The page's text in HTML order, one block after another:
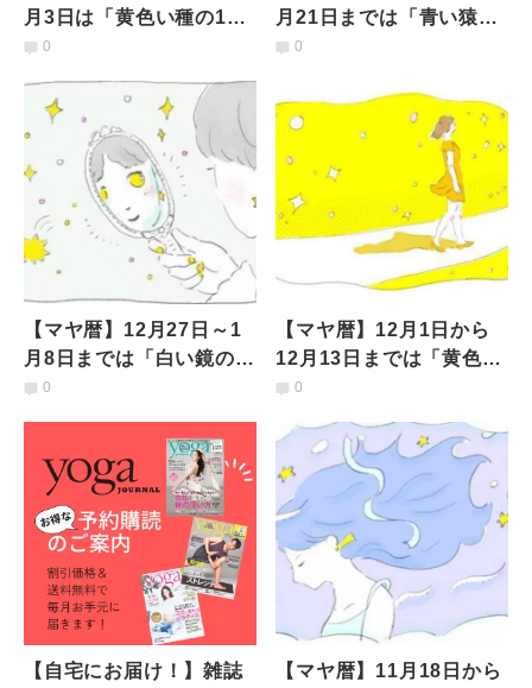
月3日は「黄色い種の13
日間」何を意識して過ご
0
月21日までは「青い猿の
13日間」どんなことを意
0
【マヤ暦】12月27日～1
月8日までは「白い鏡の
13日間」どんなことを意
0
【マヤ暦】12月1日から
12月13日までは「黄色い
人の13日間」どんなこと
0
【自宅にお届け！】雑誌 【マヤ暦】11月18日から